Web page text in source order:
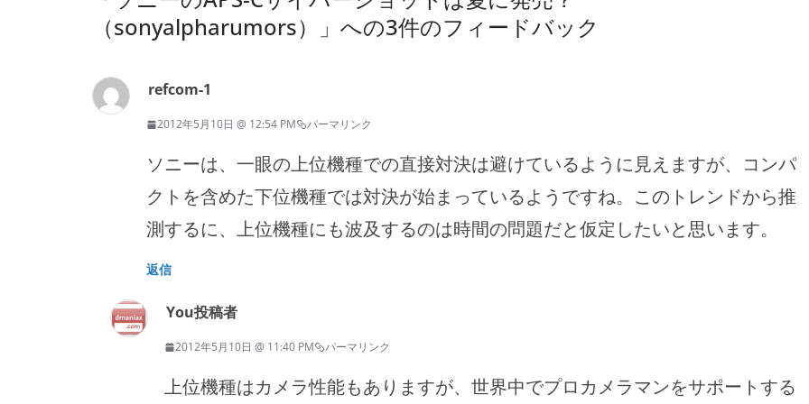
（sonyalpharumors）
」への3件のフィードバック
refcom-1
2012年5月10日 @ 12:54 PM パーマリンク
ソニーは、一眼の上位機種での直接対決は避けているように見えますが、コンパ
クトを含めた下位機種では対決が始まっているようですね。このトレンドから推
測するに、上位機種にも波及するのは時間の問題だと仮定したいと思います。
返信
You投稿者
2012年5月10日 @ 11:40 PM パーマリンク
上位機種はカメラ性能もありますが、世界中でプロカメラマンをサポートする